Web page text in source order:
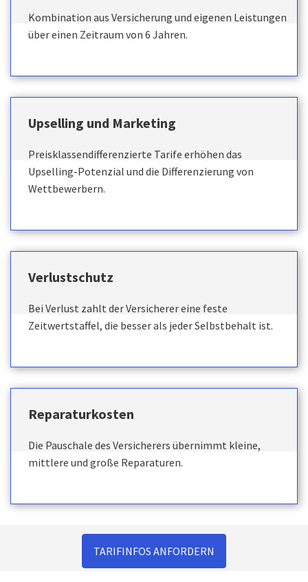
Kombination aus Versicherung und eigenen Leistungen
über einen Zeitraum von 6 Jahren.
Upselling und Marketing
Preisklassendifferenzierte Tarife erhöhen das
Upselling-Potenzial und die Differenzierung von
Wettbewerbern.
Verlustschutz
Bei Verlust zahlt der Versicherer eine feste
Zeitwertstaffel, die besser als jeder Selbstbehalt ist.
Reparaturkosten
Die Pauschale des Versicherers übernimmt kleine,
mittlere und große Reparaturen.
TARIFINFOS ANFORDERN